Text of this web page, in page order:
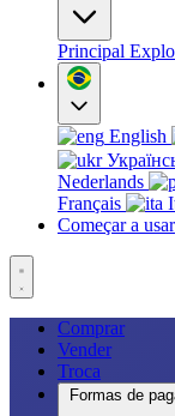
Principal
English
Nederlands
Français
Começar a usar
Comprar
Vender
Troca
Formas de